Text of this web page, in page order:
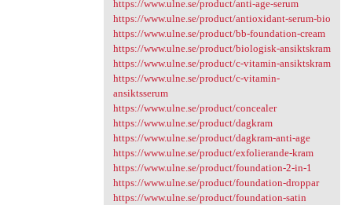
https://www.ulne.se/product/anti-age-serum
https://www.ulne.se/product/antioxidant-serum-bio
https://www.ulne.se/product/bb-foundation-cream
https://www.ulne.se/product/biologisk-ansiktskram
https://www.ulne.se/product/c-vitamin-ansiktskram
https://www.ulne.se/product/c-vitamin-
ansiktsserum
https://www.ulne.se/product/concealer
https://www.ulne.se/product/dagkram
https://www.ulne.se/product/dagkram-anti-age
https://www.ulne.se/product/exfolierande-kram
https://www.ulne.se/product/foundation-2-in-1
https://www.ulne.se/product/foundation-droppar
https://www.ulne.se/product/foundation-satin